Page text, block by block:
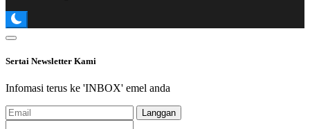
Sertai Newsletter Kami
Infomasi terus ke 'INBOX' emel anda
Langgan